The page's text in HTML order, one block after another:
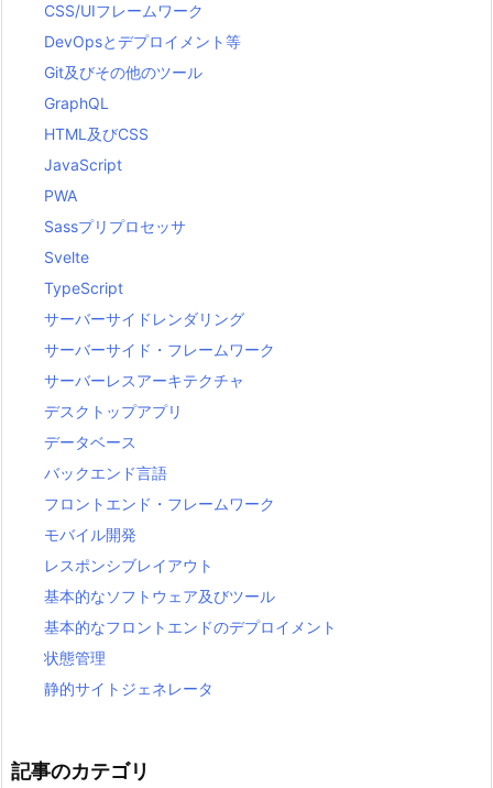
CSS/UIフレームワーク
DevOpsとデプロイメント等
Git及びその他のツール
GraphQL
HTML及びCSS
JavaScript
PWA
Sassプリプロセッサ
Svelte
TypeScript
サーバーサイドレンダリング
サーバーサイド・フレームワーク
サーバーレスアーキテクチャ
デスクトップアプリ
データベース
バックエンド言語
フロントエンド・フレームワーク
モバイル開発
レスポンシブレイアウト
基本的なソフトウェア及びツール
基本的なフロントエンドのデプロイメント
状態管理
静的サイトジェネレータ
記事のカテゴリ